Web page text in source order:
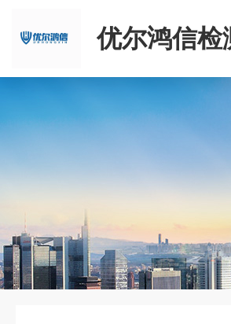
优尔鸿信检
限公司